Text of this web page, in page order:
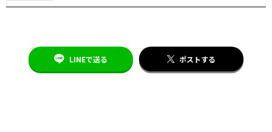
LINEで送る ポストする